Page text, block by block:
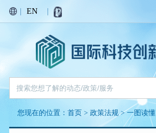
| EN |
您现在的位置：首页 >政策法规>一图读懂